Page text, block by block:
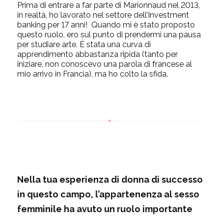
Prima di entrare a far parte di Marionnaud nel 2013,
in realtà, ho lavorato nel settore dell’Investment
banking per 17 anni! Quando mi è stato proposto
questo ruolo, ero sul punto di prendermi una pausa
per studiare arte. È stata una curva di
apprendimento abbastanza ripida (tanto per
iniziare, non conoscevo una parola di francese al
mio arrivo in Francia), ma ho colto la sfida.
Nella tua esperienza di donna di successo
in questo campo, l’appartenenza al sesso
femminile ha avuto un ruolo importante